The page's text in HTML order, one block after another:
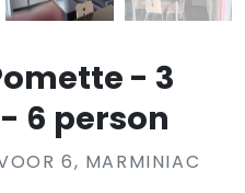
- 3
6 person
6, MARMINIAC